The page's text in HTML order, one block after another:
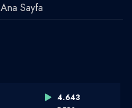
Ana Sayfa
4.643